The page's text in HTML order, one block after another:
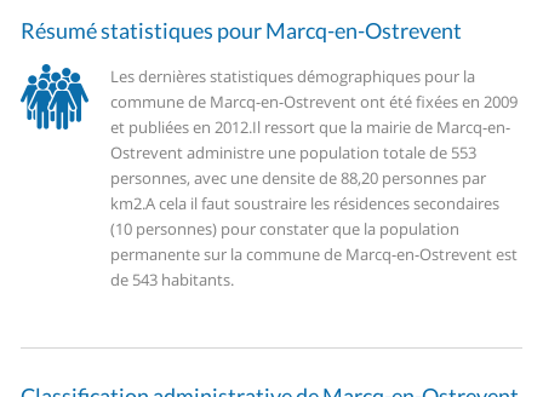
Résumé statistiques pour Marcq-en-Ostrevent
Les dernières statistiques démographiques pour la
commune de Marcq-en-Ostrevent ont été fixées en 2009
et publiées en 2012.Il ressort que la mairie de Marcq-en-
Ostrevent administre une population totale de 553
personnes, avec une densite de 88,20 personnes par
km2.A cela il faut soustraire les résidences secondaires
(10 personnes) pour constater que la population
permanente sur la commune de Marcq-en-Ostrevent est
de 543 habitants.